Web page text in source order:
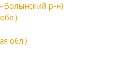
Волынский р-н)
обл.)